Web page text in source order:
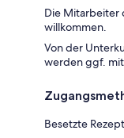
Die Mitarbeiter
willkommen.
Von der
werden ggf.
Besetzte